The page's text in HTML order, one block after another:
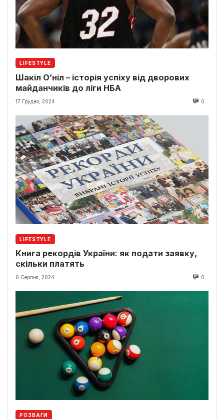
LIFESTYLE
Шакіл О’ніл – історія успіху від дворових
майданчиків до ліги НБА
17 Грудня, 2024 0
LIFESTYLE
Книга рекордів України: як подати заявку,
скільки платять
6 Серпня, 2024 0
РОЗВАГИ